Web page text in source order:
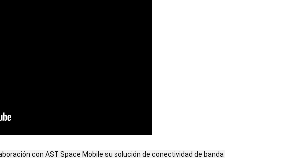
con AST Space Mobile su solución de conectividad de banda